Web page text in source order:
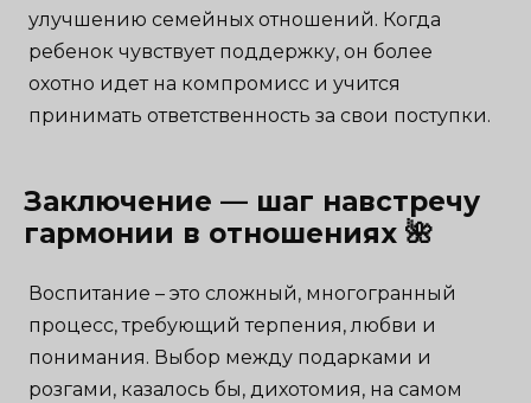
улучшению семейных отношений. Когда
ребенок чувствует поддержку, он более
охотно идет на компромисс и учится
принимать ответственность за свои поступки.
Заключение — шаг навстречу
гармонии в отношениях 🌺
Воспитание – это сложный, многогранный
процесс, требующий терпения, любви и
понимания. Выбор между подарками и
розгами, казалось бы, дихотомия, на самом